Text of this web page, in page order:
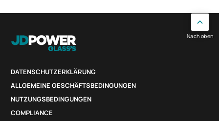
DATENSCHUTZERKLÄRUNG
ALLGEMEINE GESCHÄFTSBEDINGUNGEN
NUTZUNGSBEDINGUNGEN
COMPLIANCE
Nach oben